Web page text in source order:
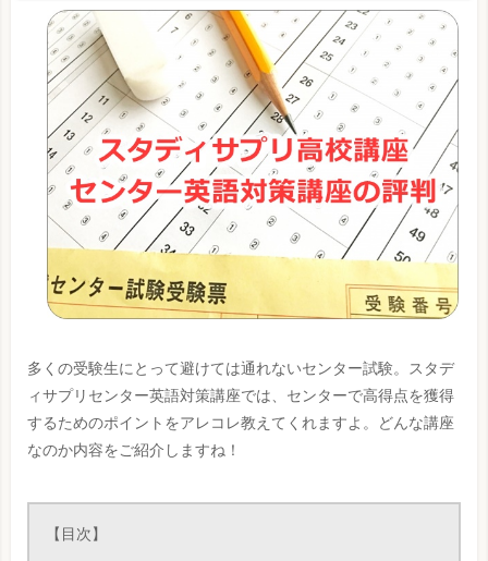
多くの受験生にとって避けては通れないセンター試験。スタデ
ィサプリセンター英語対策講座では、センターで高得点を獲得
するためのポイントをアレコレ教えてくれますよ。どんな講座
なのか内容をご紹介しますね！
【目次】